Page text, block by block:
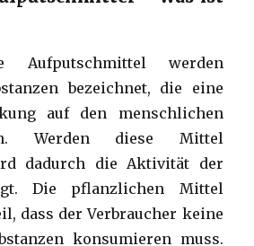
Aufputschmittel werden
bezeichnet, die eine
auf den menschlichen
Werden diese Mittel
dadurch die Aktivität der
Die pflanzlichen Mittel
dass der Verbraucher keine
konsumieren muss.